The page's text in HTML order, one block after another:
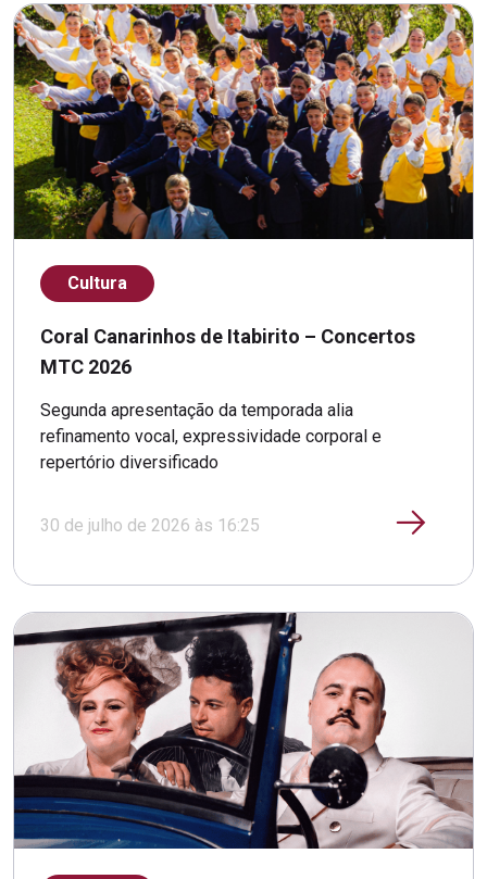
Cultura
Coral Canarinhos de Itabirito – Concertos
MTC 2026
Segunda apresentação da temporada alia
refinamento vocal, expressividade corporal e
repertório diversificado
30 de julho de 2026 às 16:25